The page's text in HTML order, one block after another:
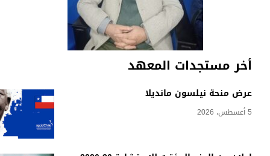
أخر مستجدات المعهد
عرض منحة نيلسون مانديلا
5 أغسطس، 2026